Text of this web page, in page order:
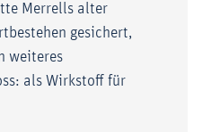
Merrells alter
gesichert,
weiteres
als Wirkstoff für